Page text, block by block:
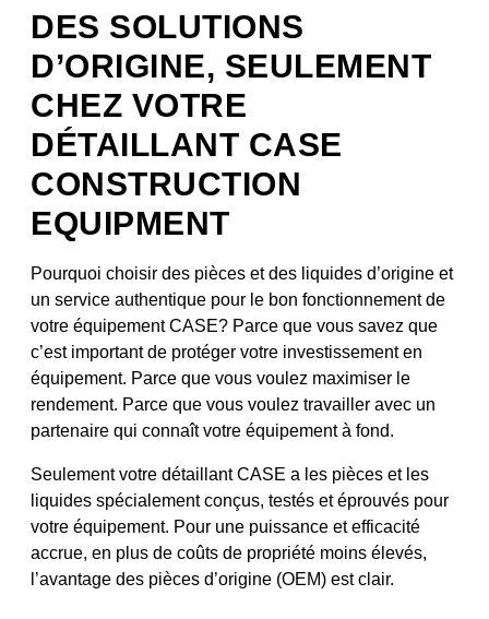
DES SOLUTIONS
D’ORIGINE, SEULEMENT
CHEZ VOTRE
DÉTAILLANT CASE
CONSTRUCTION
EQUIPMENT
Pourquoi choisir des pièces et des liquides d’origine et
un service authentique pour le bon fonctionnement de
votre équipement CASE? Parce que vous savez que
c’est important de protéger votre investissement en
équipement. Parce que vous voulez maximiser le
rendement. Parce que vous voulez travailler avec un
partenaire qui connaît votre équipement à fond.
Seulement votre détaillant CASE a les pièces et les
liquides spécialement conçus, testés et éprouvés pour
votre équipement. Pour une puissance et efficacité
accrue, en plus de coûts de propriété moins élevés,
l’avantage des pièces d’origine (OEM) est clair.